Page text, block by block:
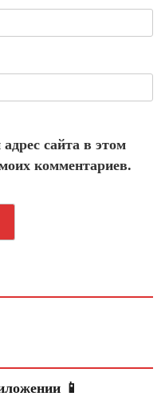
сайта в этом
комментариев.
📱